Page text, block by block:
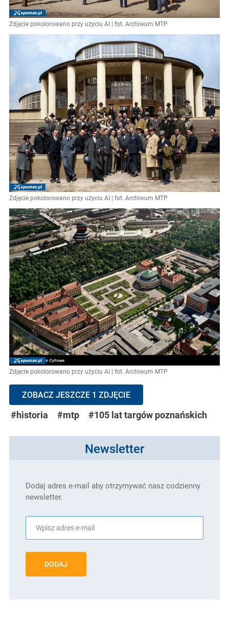
Zdjęcie pokolorowano przy użyciu AI | fot. Archiwum MTP
Zdjęcie pokolorowano przy użyciu AI | fot. Archiwum MTP
Zdjęcie pokolorowano przy użyciu AI | fot. Archiwum MTP
ZOBACZ JESZCZE 1 ZDJĘCIE
#historia #mtp #105 lat targów poznańskich
Newsletter
Dodaj adres e-mail aby otrzymywać nasz codzienny
newsletter.
DODAJ